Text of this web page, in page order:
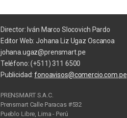
Director: Iván Marco Slocovich Pardo
Editor Web: Johana Liz Ugaz Oscanoa
johana.ugaz@prensmart.pe
Teléfono: (+511) 311 6500
Publicidad:fonoavisos@comercio.com.pe
PRENSMART S.A.C.
Prensmart Calle Paracas #532
Pueblo Libre, Lima - Perú